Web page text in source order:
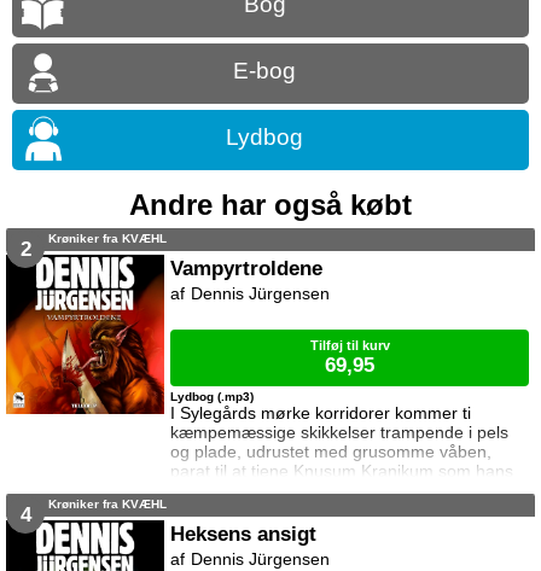
E-bog
Lydbog
Andre har også købt
2 Krøniker fra KVÆHL
Vampyrtroldene
I Sylegårds mørke korridorer kommer ti
kæmpemæssige skikkelser trampende i pels
og plade, udrustet med grusomme våben,
parat til at tjene Knusum Kranikum som hans
specialtrænede vampyrtrolde ... Og i Arnolds
ventetid, sære drømme og lange eftermiddage
alene hjemme i tavse tomme huse ...
Lydbog (.mp3)
Dennis Jürgensen
Tilføj til kurv
69,95
4 Krøniker fra KVÆHL
Heksens ansigt
Dennis Jürgensen